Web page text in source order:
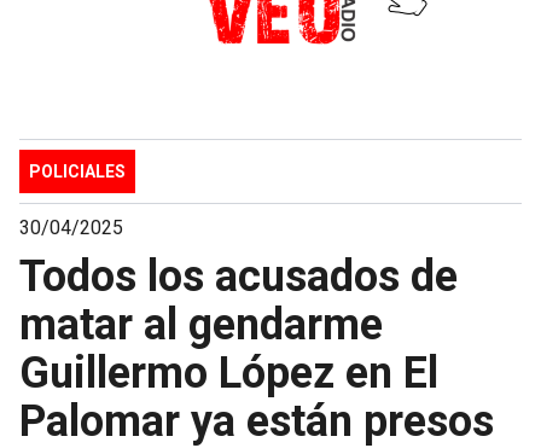
POLICIALES
30/04/2025
Todos los acusados de
matar al gendarme
Guillermo López en El
Palomar ya están presos